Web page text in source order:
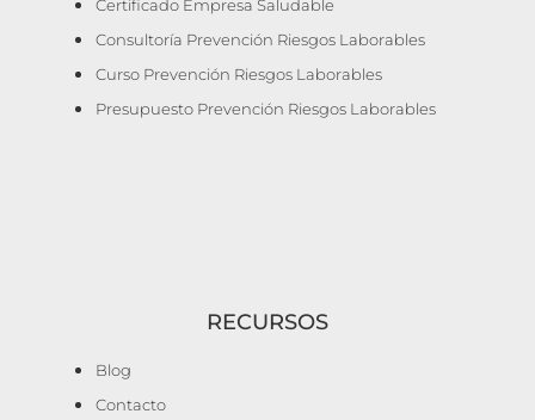
Certificado Empresa Saludable
Consultoría Prevención Riesgos Laborables
Curso Prevención Riesgos Laborables
Presupuesto Prevención Riesgos Laborables
RECURSOS
Blog
Contacto